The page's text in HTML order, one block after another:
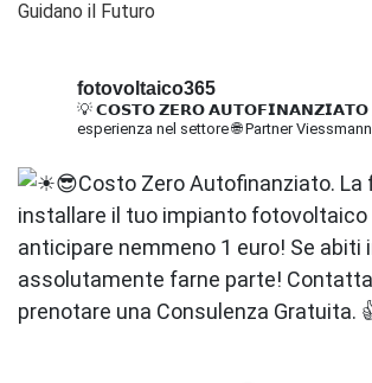
Guidano il Futuro
fotovoltaico365
💡 𝗖𝗢𝗦𝗧𝗢 𝗭𝗘𝗥𝗢 𝗔𝗨𝗧𝗢𝗙𝗜𝗡𝗔𝗡𝗭𝗜𝗔𝗧𝗢
esperienza nel settore🌐 Partner Viessmann